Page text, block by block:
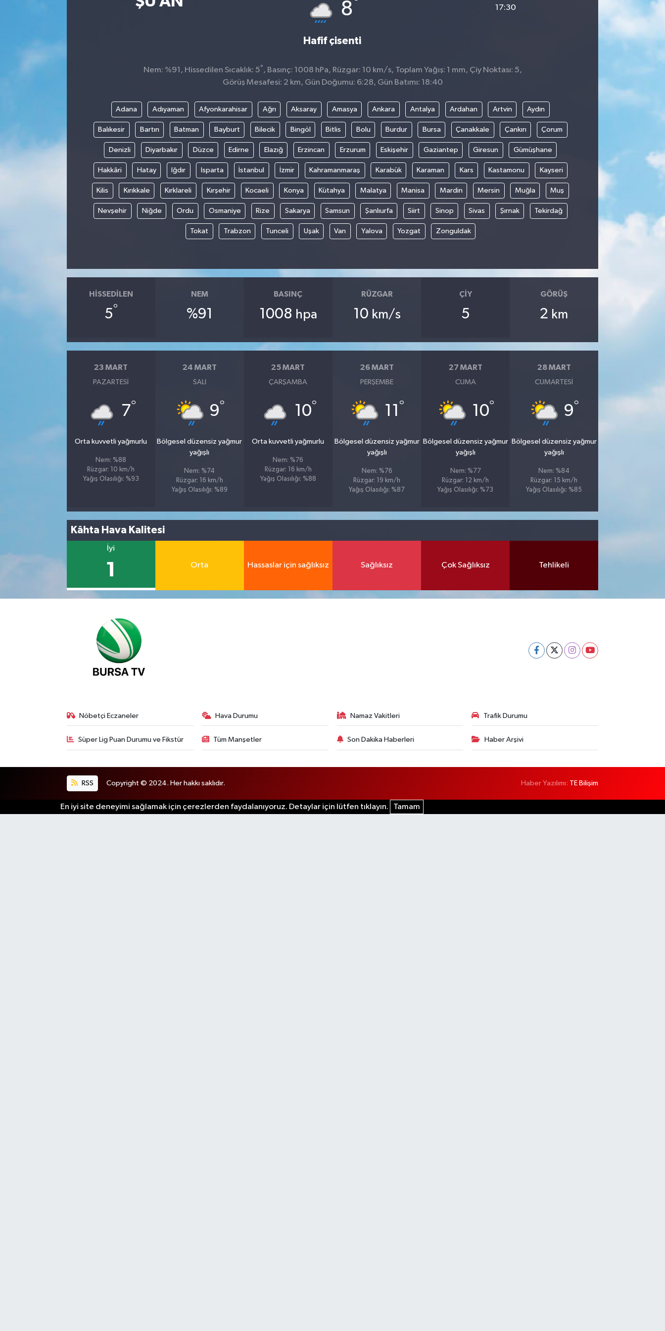
8
Hafif çisenti
17:30
Nem: %91, Hissedilen Sıcaklık: 5° , Basınç: 1008 hPa, Rüzgar: 10 km/s, Toplam Yağış: 1 mm, Çiy Noktası: 5,
Görüş Mesafesi: 2 km, Gün Doğumu: 6:28, Gün Batımı: 18:40
Adana Adıyaman Afyonkarahisar Ağrı Aksaray Amasya Ankara Antalya Ardahan Artvin Aydın
Balıkesir Bartın Batman Bayburt Bilecik Bingöl Bitlis Bolu Burdur Bursa Çanakkale Çankırı Çorum
Denizli Diyarbakır Düzce Edirne Elazığ Erzincan Erzurum Eskişehir Gaziantep Giresun Gümüşhane
Hakkâri Hatay Iğdır Isparta İstanbul İzmir Kahramanmaraş Karabük Karaman Kars Kastamonu Kayseri
Kilis Kırıkkale Kırklareli Kırşehir Kocaeli Konya Kütahya Malatya Manisa Mardin Mersin Muğla Muş
Nevşehir Niğde Ordu Osmaniye Rize Sakarya Samsun Şanlıurfa Siirt Sinop Sivas Şırnak Tekirdağ
Tokat Trabzon Tunceli Uşak Van Yalova Yozgat Zonguldak
HISSEDILEN
5°
NEM
%91
BASINÇ
1008 hpa
RÜZGAR
10 km/s
ÇIY
5
GÖRÜŞ
2 km
23 MART
PAZARTESI
7°
Orta kuvvetli yağmurlu
Nem: %88
Rüzgar: 10 km/h
Yağış Olasılığı: %93
24 MART
SALI
9°
Bölgesel düzensiz yağmur
yağışlı
Nem: %74
Rüzgar: 16 km/h
Yağış Olasılığı: %89
25 MART
ÇARŞAMBA
10°
Orta kuvvetli yağmurlu
Nem: %76
Rüzgar: 16 km/h
Yağış Olasılığı: %88
26 MART
PERŞEMBE
11 °
Bölgesel düzensiz yağmur
yağışlı
Nem: %76
Rüzgar: 19 km/h
Yağış Olasılığı: %87
27 MART
CUMA
10°
Bölgesel düzensiz yağmur
yağışlı
Nem: %77
Rüzgar: 12 km/h
Yağış Olasılığı: %73
28 MART
CUMARTESI
9°
Bölgesel düzensiz yağmur
yağışlı
Nem: %84
Rüzgar: 15 km/h
Yağış Olasılığı: %85
Kâhta Hava Kalitesi
İyi
1 Orta Hassaslar için sağlıksız Sağlıksız Çok Sağlıksız Tehlikeli
Nöbetçi Eczaneler Hava Durumu Namaz Vakitleri Trafik Durumu
Süper Lig Puan Durumu ve Fikstür Tüm Manşetler Son Dakika Haberleri Haber Arşivi
RSS Copyright © 2024. Her hakkı saklıdır. Haber Yazılımı: TE Bilişim
En iyi site deneyimi sağlamak için çerezlerden faydalanıyoruz. Detaylar için lütfen tıklayın. Tamam